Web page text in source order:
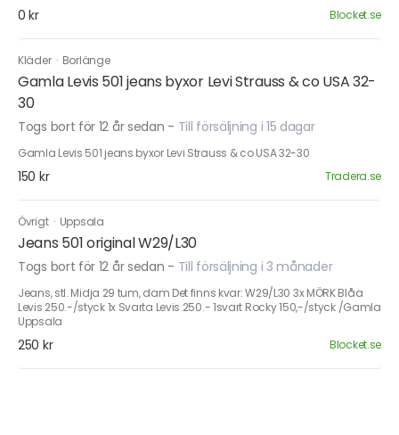
0 kr Blocket.se
Kläder · Borlänge
Gamla Levis 501 jeans byxor Levi Strauss & co USA 32-
30
Togs bort för 12 år sedan - Till försäljning i 15 dagar
Gamla Levis 501 jeans byxor Levi Strauss & co USA 32-30
150 kr Tradera.se
Övrigt · Uppsala
Jeans 501 original W29/L30
Togs bort för 12 år sedan - Till försäljning i 3 månader
Jeans, stl. Midja 29 tum, dam Det finns kvar: W29/L30 3x MÖRK Blåa
Levis 250.-/styck 1x Svarta Levis 250.- 1svart Rocky 150,-/styck /Gamla
Uppsala
250 kr Blocket.se